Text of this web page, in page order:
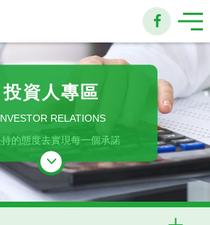
投資人專區
RELATIONS
持的態度去實現每一個承諾